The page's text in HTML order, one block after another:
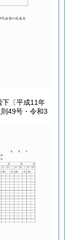
〔平成11年
49号・令和3